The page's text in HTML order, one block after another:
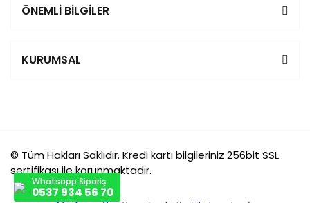
ÖNEMLİ BİLGİLER
KURUMSAL
© Tüm Hakları Saklıdır. Kredi kartı bilgileriniz 256bit SSL
sertifikası ile korunmaktadır.
Whatsapp Sipariş
0537 934 56 70